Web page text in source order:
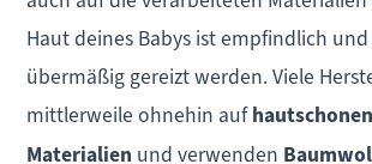
Haut deines Babys ist empfindlich
übermäßig gereizt werden. Viele
mittlerweile ohnehin auf
Materialien und verwenden